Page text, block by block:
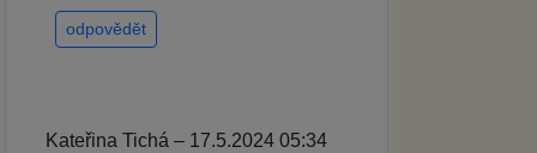
odpovědět
Kateřina Tichá – 17.5.2024 05:34